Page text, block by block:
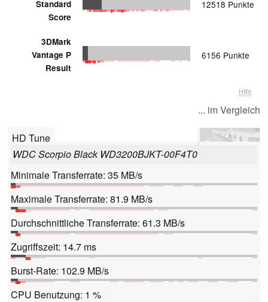
Standard
Score
12518 Punkte
3DMark
Vantage P
Result
6156 Punkte
Hilfe
... im Vergleich
HD Tune
WDC Scorpio Black WD3200BJKT-00F4T0
Minimale Transferrate: 35 MB/s
Maximale Transferrate: 81.9 MB/s
Durchschnittliche Transferrate: 61.3 MB/s
Zugriffszeit: 14.7 ms
Burst-Rate: 102.9 MB/s
CPU Benutzung: 1 %